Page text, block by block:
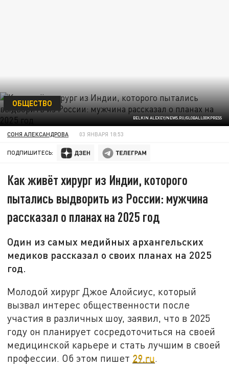
BELKIN ALEXEY/NEWS.RU/GLOBALLOOKPRESS
ОБЩЕСТВО
СОНЯ АЛЕКСАНДРОВА 03 ЯНВАРЯ 18:53
ПОДПИШИТЕСЬ:
Как живёт хирург из Индии, которого
пытались выдворить из России: мужчина
рассказал о планах на 2025 год
Один из самых медийных архангельских
медиков рассказал о своих планах на 2025
год.
Молодой хирург Джое Алойсиус, который
вызвал интерес общественности после
участия в различных шоу, заявил, что в 2025
году он планирует сосредоточиться на своей
медицинской карьере и стать лучшим в своей
профессии. Об этом пишет 29.ru.